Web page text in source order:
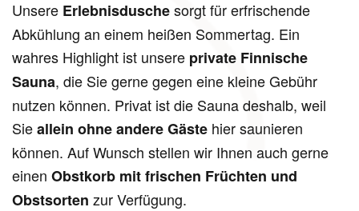
Unsere Erlebnisduschesorgt für erfrischende
Abkühlung an einem heißen Sommertag. Ein
wahres Highlight ist unsere private Finnische
Sauna, die Sie gerne gegen eine kleine Gebühr
nutzen können. Privat ist die Sauna deshalb, weil
Sieallein ohne andere Gäste hier saunieren
können. Auf Wunsch stellen wir Ihnen auch gerne
einen Obstkorb mit frischen Früchten und
Obstsorten zur Verfügung.